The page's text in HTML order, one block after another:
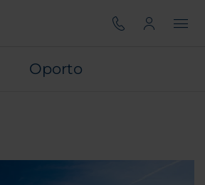
Oporto